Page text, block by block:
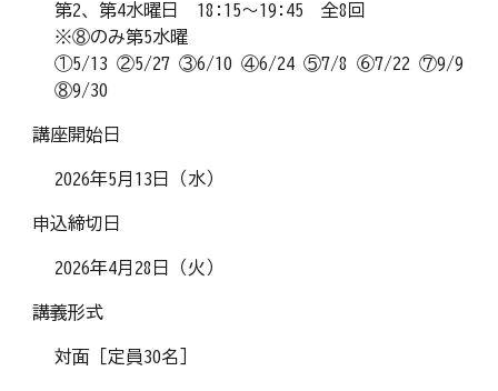
第2、第4水曜日 18:15～19:45 全8回
※⑧のみ第5水曜
①5/13 ②5/27 ③6/10 ④6/24 ⑤7/8 ⑥7/22 ⑦9/9
⑧9/30
講座開始日
2026年5月13日（水）
申込締切日
2026年4月28日（火）
講義形式
対面［定員30名］